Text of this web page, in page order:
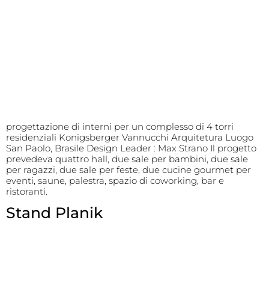
progettazione di interni per un complesso di 4 torri
residenziali Konigsberger Vannucchi Arquitetura Luogo
San Paolo, Brasile Design Leader : Max Strano Il progetto
prevedeva quattro hall, due sale per bambini, due sale
per ragazzi, due sale per feste, due cucine gourmet per
eventi, saune, palestra, spazio di coworking, bar e
ristoranti.
Stand Planik